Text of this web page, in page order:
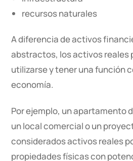
recursos naturales
A diferencia de activos
abstractos, los activos reales
utilizarse y tener una función
economía.
Por ejemplo, un apartamento
un local comercial o un
considerados activos reales
propiedades físicas con